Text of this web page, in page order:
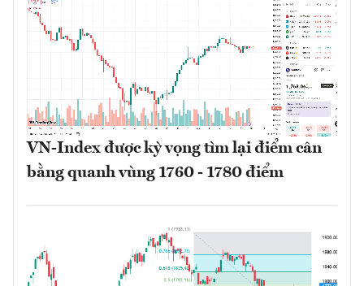
VN-Index được kỳ vọng tìm lại điểm cân
bằng quanh vùng 1760 - 1780 điểm